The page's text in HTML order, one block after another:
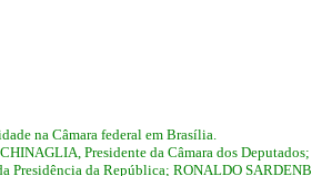
na Câmara federal em Brasília.
Presidente da Câmara dos
da República; RONALDO